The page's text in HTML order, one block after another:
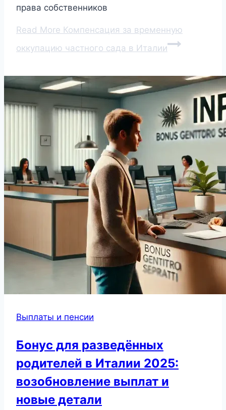
права собственников
Read More Компенсация за временную
оккупацию частного сада в Италии
Выплаты и пенсии
Бонус для разведённых
родителей в Италии 2025:
возобновление выплат и
новые детали